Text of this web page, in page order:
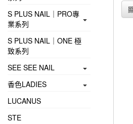
S PLUS NAIL｜PRO專
業系列
S PLUS NAIL｜ONE 極
致系列
SEE SEE NAIL
香色LADIES
LUCANUS
STE